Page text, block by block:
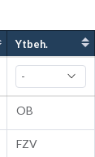
Ytbeh.
OB
FZV